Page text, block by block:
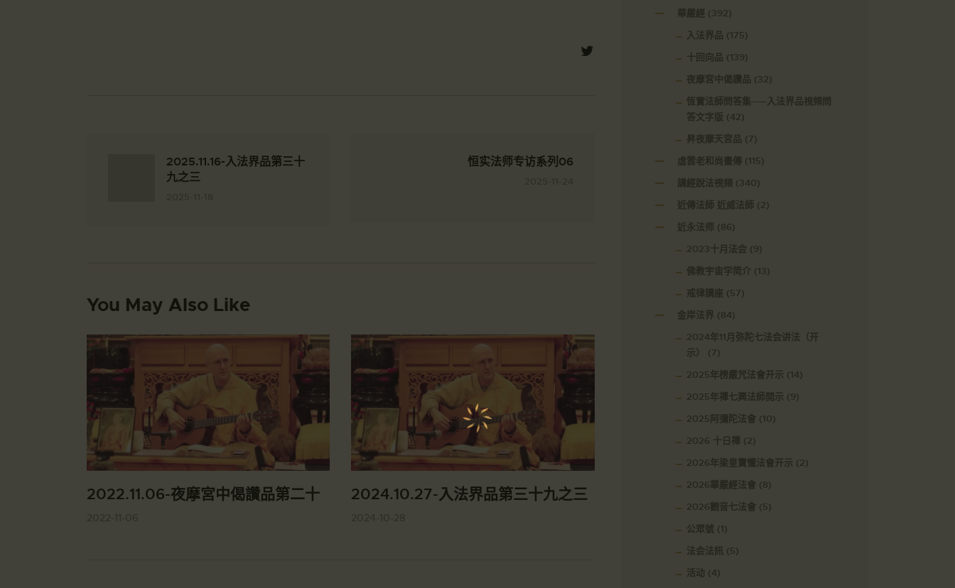
2025.11.16-入法界品第三十
九之三
恒实法师专访系列06
You May Also Like
2022.11.06-夜摩宮中偈讚品第二十 2024.10.27-入法界品第三十九之三
華嚴經 (392)
入法界品 (175)
十回向品 (139)
夜摩宮中偈讚品 (32)
恆實法師問答集——入法界品視頻問
答文字版 (42)
昇夜摩天宮品 (7)
虛雲老和尚畫傳 (115)
講經說法視頻
(340)
近傳法師 近威法師 (2)
近永法师 (86)
2023十月法会 (9)
佛教宇宙学简介 (13)
戒律講座 (57)
金岸法界 (84)
2024年11月弥陀七法会讲法（开
示）
(7)
2025年楞嚴咒法會开示 (14)
2025年禪七興法師開示 (9)
2025阿彌陀法會 (10)
2026 十日禪
(2)
2026年梁皇寶懺法會开示 (2)
2026華嚴經法會 (8)
2026觀音七法會 (5)
公眾號 (1)
法会法訊 (5)
活动 (4)